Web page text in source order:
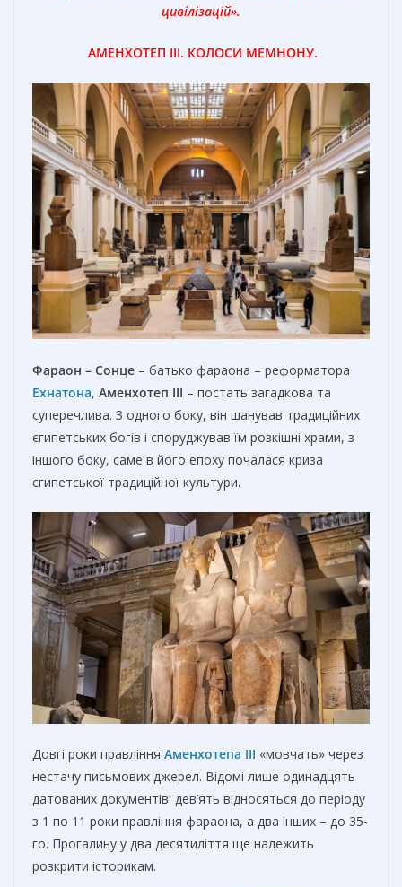
цивілізацій».
АМЕНХОТЕП ІІІ. КОЛОСИ МЕМНОНУ.
Фараон – Сонце – батько фараона – реформатора
Ехнатона, Аменхотеп III – постать загадкова та
суперечлива. З одного боку, він шанував традиційних
єгипетських богів і споруджував їм розкішні храми, з
іншого боку, саме в його епоху почалася криза
єгипетської традиційної культури.
Довгі роки правління Аменхотепа III «мовчать» через
нестачу письмових джерел. Відомі лише одинадцять
датованих документів: дев’ять відносяться до періоду
з 1 по 11 роки правління фараона, а два інших – до 35-
го. Прогалину у два десятиліття ще належить
розкрити історикам.